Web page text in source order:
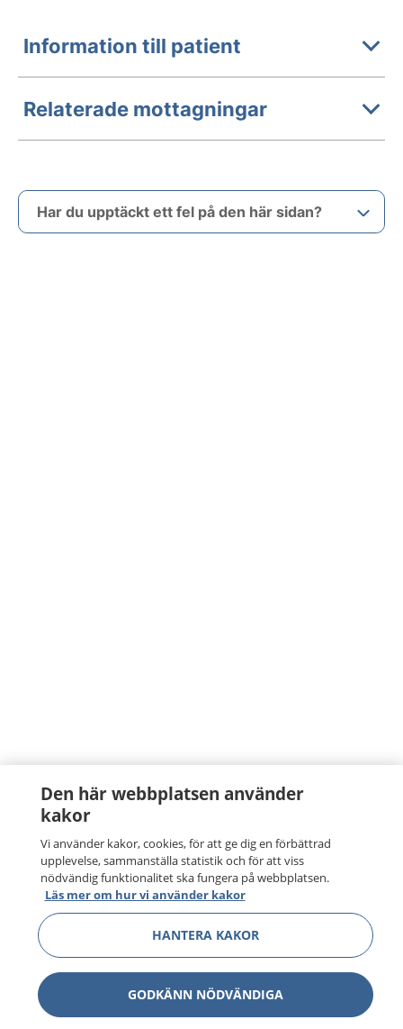
Information till patient
Relaterade mottagningar
Har du upptäckt ett fel på den här sidan?
Den här webbplatsen använder
kakor
Vi använder kakor, cookies, för att ge dig en förbättrad
upplevelse, sammanställa statistik och för att viss
nödvändig funktionalitet ska fungera på webbplatsen.
Läs mer om hur vi använder kakor
HANTERA KAKOR
GODKÄNN NÖDVÄNDIGA